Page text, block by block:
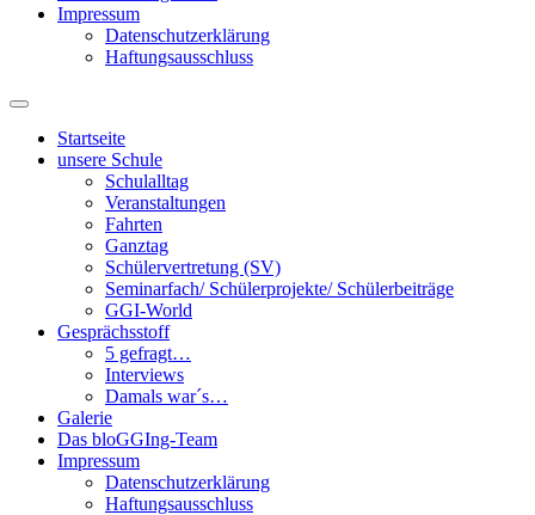
Impressum
Datenschutzerklärung
Haftungsausschluss
Suchfeld
ein-/ausblenden
Startseite
unsere Schule
Schulalltag
Veranstaltungen
Fahrten
Ganztag
Schülervertretung (SV)
Seminarfach/ Schülerprojekte/ Schülerbeiträge
GGI-World
Gesprächsstoff
5 gefragt…
Interviews
Damals war´s…
Galerie
Das bloGGIng-Team
Impressum
Datenschutzerklärung
Haftungsausschluss